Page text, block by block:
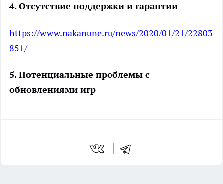
4. Отсутствие поддержки и гарантии
https://www.nakanune.ru/news/2020/01/21/22803
851/
5. Потенциальные проблемы с
обновлениями игр